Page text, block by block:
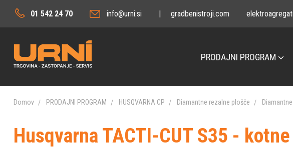
01 542 24 70 info@urni.si | gradbenistroji.com
PRODAJNI PROGRAM
Domov PRODAJNI PROGRAM HUSQVARNA CP Diamantne rezalne plošče
Husqvarna TACTI-CUT S35 -